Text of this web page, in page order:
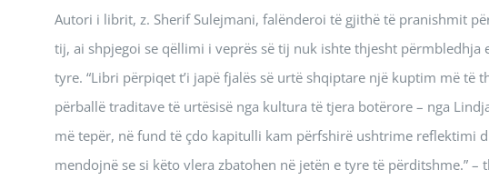
Autori i librit, z. Sherif Sulejmani, falënderoi të gjithë të pranishmit
tij, ai shpjegoi se qëllimi i veprës së tij nuk ishte thjesht
tyre. “Libri përpiqet t’i japë fjalës së urtë shqiptare një kuptim më të
përballë traditave të urtësisë nga kultura të tjera botërore – nga
më tepër, në fund të çdo kapitulli kam përfshirë ushtrime reflektimi
mendojnë se si këto vlera zbatohen në jetën e tyre të përditshme.”